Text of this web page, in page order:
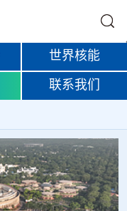
世界核能
联系我们